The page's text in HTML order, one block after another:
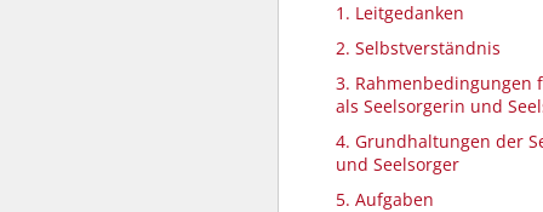
1. Leitgedanken
2. Selbstverständnis
3. Rahmenbedingungen
als Seelsorgerin und
4. Grundhaltungen der
und Seelsorger
5. Aufgaben